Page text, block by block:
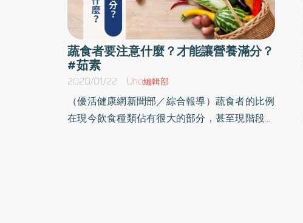
蔬食者要注意什麼？才能讓營養滿分？
#茹素
2020/01/22 Uho編輯部
（優活健康網新聞部／綜合報導）蔬食者的比例
在現今飲食種類佔有很大的部分，甚至現階段有